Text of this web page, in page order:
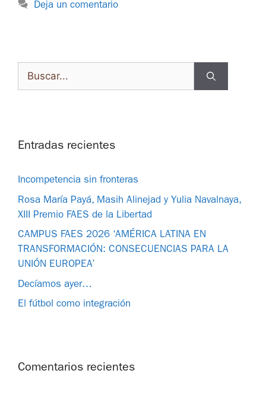
Deja un comentario
Entradas recientes
Incompetencia sin fronteras
Rosa María Payá, Masih Alinejad y Yulia Navalnaya,
XIII Premio FAES de la Libertad
CAMPUS FAES 2026 ‘AMÉRICA LATINA EN
TRANSFORMACIÓN: CONSECUENCIAS PARA LA
UNIÓN EUROPEA’
Decíamos ayer…
El fútbol como integración
Comentarios recientes